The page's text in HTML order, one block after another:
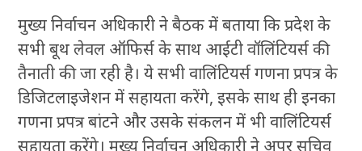
मुख्य निर्वाचन अधिकारी ने बैठक में बताया कि प्रदेश के
सभी बूथ लेवल ऑफिर्स के साथ आईटी वॉलिंटियर्स की
तैनाती की जा रही है। ये सभी वालिंटियर्स गणना प्रपत्र के
डिजिटलाइजेशन में सहायता करेंगे, इसके साथ ही इनका
गणना प्रपत्र बांटने और उसके संकलन में भी वालिंटियर्स
सहायता करेंगे। मुख्य निर्वाचन अधिकारी ने अपर सचिव